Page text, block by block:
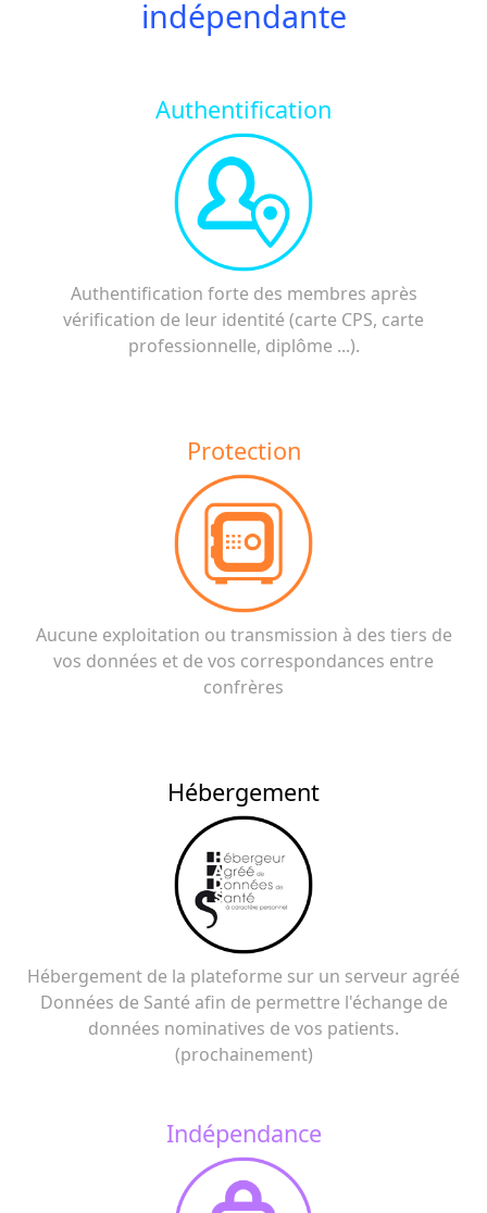
indépendante
Authentification
Authentification forte des membres après
vérification de leur identité (carte CPS, carte
professionnelle, diplôme ...).
Protection
Aucune exploitation ou transmission à des tiers de
vos données et de vos correspondances entre
confrères
Hébergement
Hébergement de la plateforme sur un serveur agréé
Données de Santé afin de permettre l'échange de
données nominatives de vos patients.
(prochainement)
Indépendance